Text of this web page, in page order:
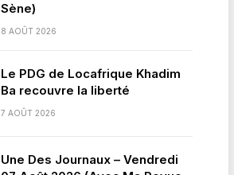
Sène)
8 AOÛT 2026
Le PDG de Locafrique Khadim
Ba recouvre la liberté
7 AOÛT 2026
Une Des Journaux – Vendredi